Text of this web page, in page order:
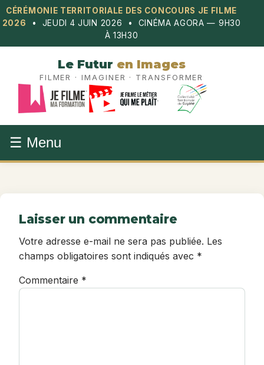
Aller
au
CÉRÉMONIE TERRITORIALE DES CONCOURS JE FILME
2026 • JEUDI 4 JUIN 2026 • CINÉMA AGORA — 9H30
À 13H30
Le Futur en Images
FILMER · IMAGINER · TRANSFORMER
☰ Menu
Laisser un commentaire
Votre adresse e-mail ne sera pas publiée. Les
champs obligatoires sont indiqués avec *
Commentaire *